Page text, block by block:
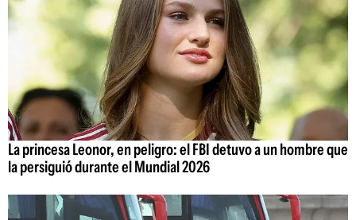
La princesa Leonor, en peligro: el FBI detuvo a un hombre que
la persiguió durante el Mundial 2026